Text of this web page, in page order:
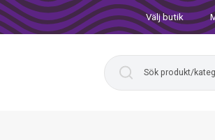
Välj butik